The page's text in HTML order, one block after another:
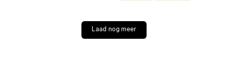
Laad nog meer